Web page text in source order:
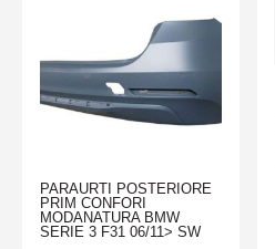
PARAURTI POSTERIORE
PRIM CONFORI
MODANATURA BMW
SERIE 3 F31 06/11> SW